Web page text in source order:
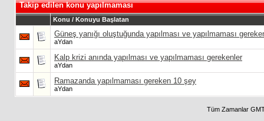
Takip edilen konu yapılmaması
Konu / Konuyu Başlatan
Güneş yanığı oluştuğunda yapılması ve yapılmaması
aYdan
Kalp krizi anında yapılması ve yapılmaması gerekenler
aYdan
Ramazanda yapılmaması gereken 10 şey
aYdan
Tüm Zamanlar